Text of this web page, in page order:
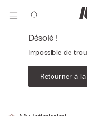
Désolé !
Impossible de
Retourner à